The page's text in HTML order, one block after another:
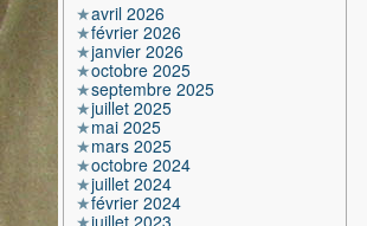
avril 2026
février 2026
janvier 2026
octobre 2025
septembre 2025
juillet 2025
mai 2025
mars 2025
octobre 2024
juillet 2024
février 2024
juillet 2023